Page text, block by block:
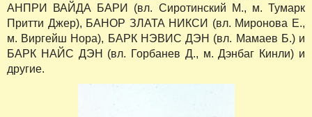
АНПРИ ВАЙДА БАРИ (вл. Сиротинский М., м. Тумарк
Притти Джер), БАНОР ЗЛАТА НИКСИ (вл. Миронова Е.,
м. Виргейш Нора), БАРК НЭВИС ДЭН (вл. Мамаев Б.) и
БАРК НАЙС ДЭН (вл. Горбанев Д., м. Дэнбаг Кинли) и
другие.